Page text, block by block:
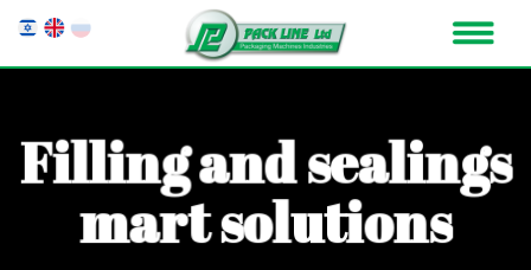
Fillingandsealings
martsolutions